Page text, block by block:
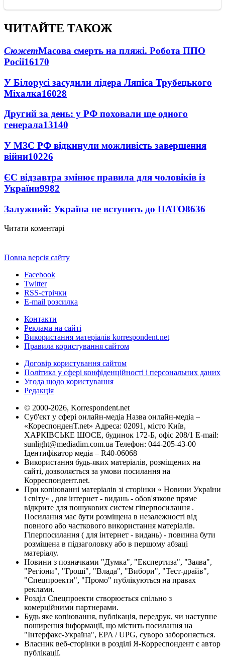
ЧИТАЙТЕ ТАКОЖ
СюжетМасова смерть на пляжі. Робота ППО
Росії16170
У Білорусі засудили лідера Ляпіса Трубецького
Міхалка16028
Другий за день: у РФ поховали ще одного
генерала13140
У МЗС РФ відкинули можливість завершення
війни10226
ЄС відзавтра змінює правила для чоловіків із
України9982
Залужний: Україна не вступить до НАТО8636
Читати коментарі
Повна версія сайту
Facebook
Twitter
RSS-стрічки
E-mail розсилка
Контакти
Реклама на сайті
Використання матеріалів korrespondent.net
Правила користування сайтом
Договір користування сайтом
Політика у сфері конфіденційності і персональних даних
Угода щодо користування
Редакція
© 2000-2026, Korrespondent.net
Суб'єкт у сфері онлайн-медіа Назва онлайн-медіа –
«КореспонденТ.net» Адреса: 02091, місто Київ,
ХАРКІВСЬКЕ ШОСЕ, будинок 172-Б, офіс 208/1 E-mail:
sunlight@mediadim.com.ua Телефон: 044-205-43-00
Ідентифікатор медіа – R40-06068
Використання будь-яких матеріалів, розміщених на
сайті, дозволяється за умови посилання на
Корреспондент.net.
При копіюванні матеріалів зі сторінки « Новини України
і світу» , для інтернет - видань - обов'язкове пряме
відкрите для пошукових систем гіперпосилання .
Посилання має бути розміщена в незалежності від
повного або часткового використання матеріалів.
Гіперпосилання ( для інтернет - видань) - повинна бути
розміщена в підзаголовку або в першому абзаці
матеріалу.
Новини з позначками "Думка", "Експертиза", "Заява",
"Регіони", "Гроші", "Влада", "Вибори", "Тест-драйв",
"Спецпроекти", "Промо" публікуються на правах
реклами.
Розділ Спецпроекти створюється спільно з
комерційними партнерами.
Будь яке копіювання, публікація, передрук, чи наступне
поширення інформації, що містить посилання на
"Інтерфакс-Україна", EPA / UPG, суворо забороняється.
Власник веб-сторінки в розділі Я-Корреспондент є автор
публікації.